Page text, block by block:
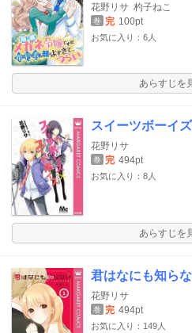
花野リサ 杓子ねこ
巻 完 100pt
お気に入り：6人
あらすじを
スイーツボーイ
花野リサ
巻 完 494pt
お気に入り：8人
あらすじを
君はなにも知ら
花野リサ
巻 完 494pt
お気に入り：149人